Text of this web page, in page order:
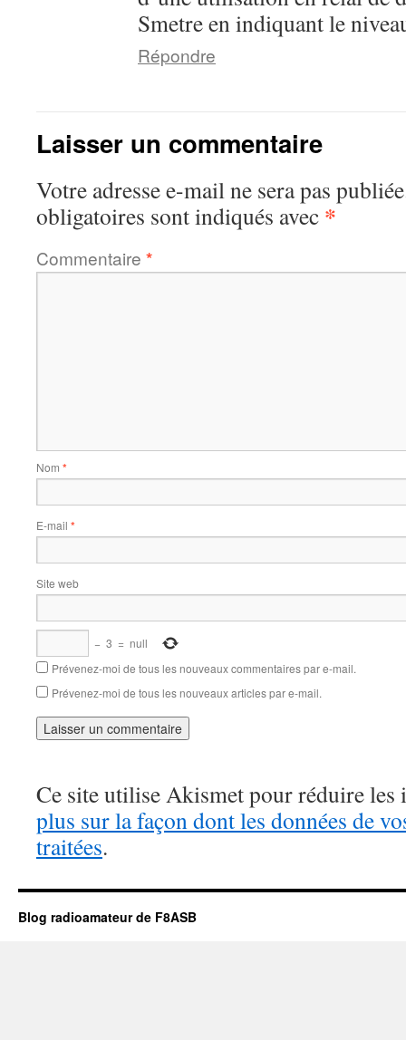
Smetre en indiquant le
Répondre
Laisser un commentaire
Votre adresse e-mail ne sera pas
obligatoires sont indiqués avec *
Commentaire *
Nom *
E-mail *
Site web
− 3 = null
Prévenez-moi de tous les nouveaux commentaires par e-mail.
Prévenez-moi de tous les nouveaux articles par e-mail.
Ce site utilise Akismet pour réduire les
plus sur la façon dont les données de
traitées.
Blog radioamateur de F8ASB